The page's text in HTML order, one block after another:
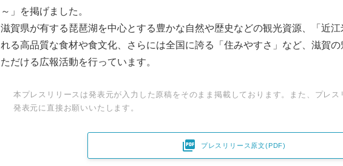
～」を掲げました。
滋賀県が有する琵琶湖を中心とする豊かな自然や歴史などの観光資源、「近
れる高品質な食材や食文化、さらには全国に誇る「住みやすさ」など、滋賀
ただける広報活動を行っています。
本プレスリリースは発表元が入力した原稿をそのまま掲載しております。また、プレ
発表元に直接お願いいたします。
 プレスリリース原文(PDF)